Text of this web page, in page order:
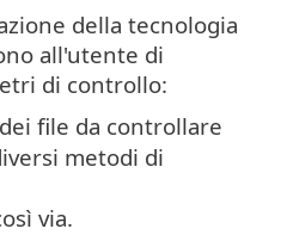
della tecnologia
all'utente di
di controllo:
file da controllare
metodi di
via.